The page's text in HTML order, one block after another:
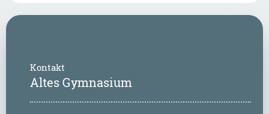
Kontakt
Altes Gymnasium